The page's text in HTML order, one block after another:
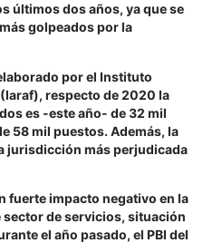
últimos dos años, ya que se
golpeados por la
por el Instituto
respecto de 2020 la
es -este año- de 32 mil
58 mil puestos. Además, la
jurisdicción más perjudicada
fuerte impacto negativo en la
de servicios, situación
el año pasado, el PBI del